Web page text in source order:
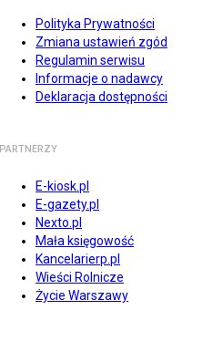
Polityka Prywatności
Zmiana ustawień zgód
Regulamin serwisu
Informacje o nadawcy
Deklaracja dostępności
PARTNERZY
E-kiosk.pl
E-gazety.pl
Nexto.pl
Mała księgowość
Kancelarierp.pl
Wieści Rolnicze
Życie Warszawy